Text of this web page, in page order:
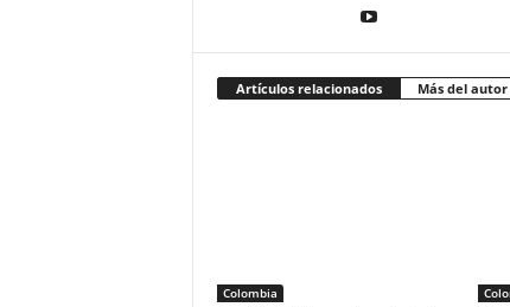
Artículos relacionados Más del autor
Colombia